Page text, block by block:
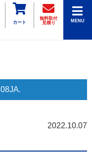
カート
無料取付
見積り
MENU
2022.10.07